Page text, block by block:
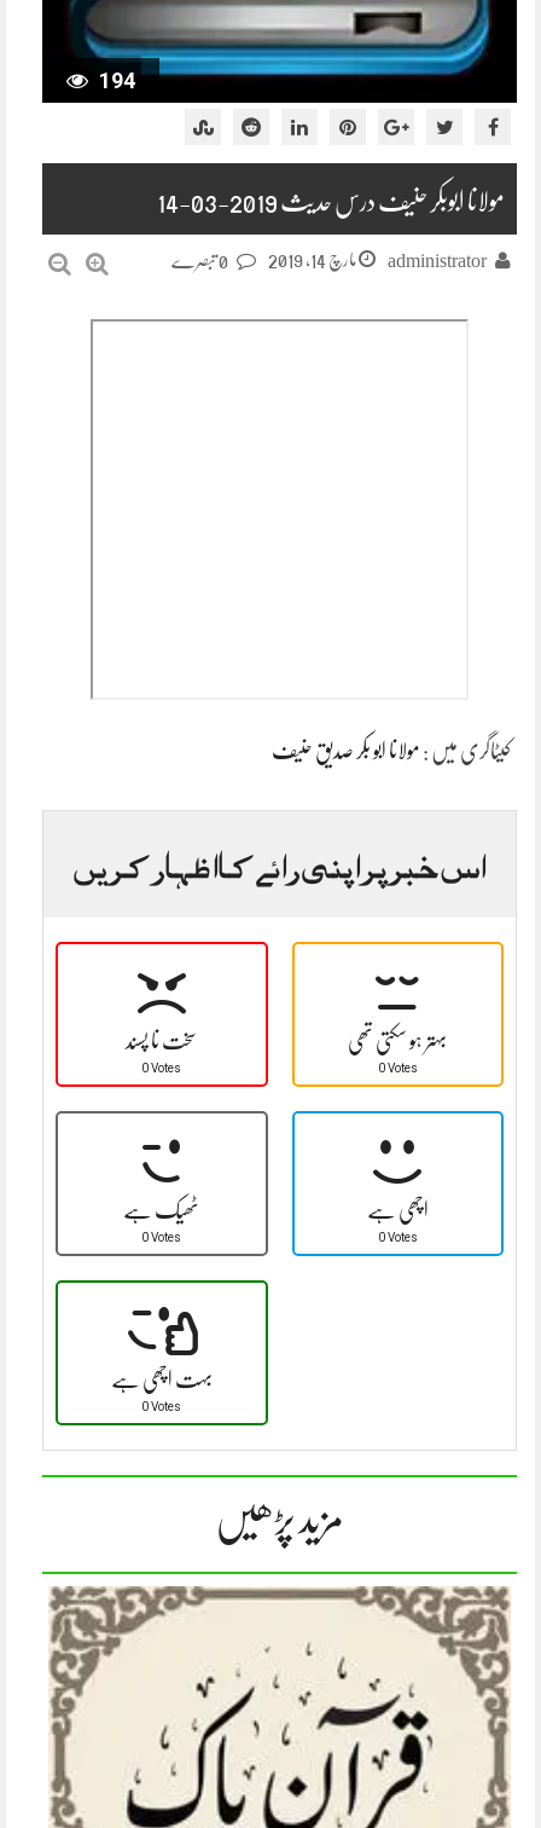
194
مولانا ابوبکر حنیف درس حدیث 2019-03-14
administrator مارچ 14, 2019
کیٹاگری میں : مولانا ابو بکر صدیق حنیف
اس خبر پر اپنی رائے کا اظہار کریں
سخت نا پسند
0 Votes
بہتر ہو سکتی تھی
0 Votes
ٹھیک ہے
0 Votes
اچھی ہے
0 Votes
بہت اچھی ہے
0 Votes
مزید پڑھیں